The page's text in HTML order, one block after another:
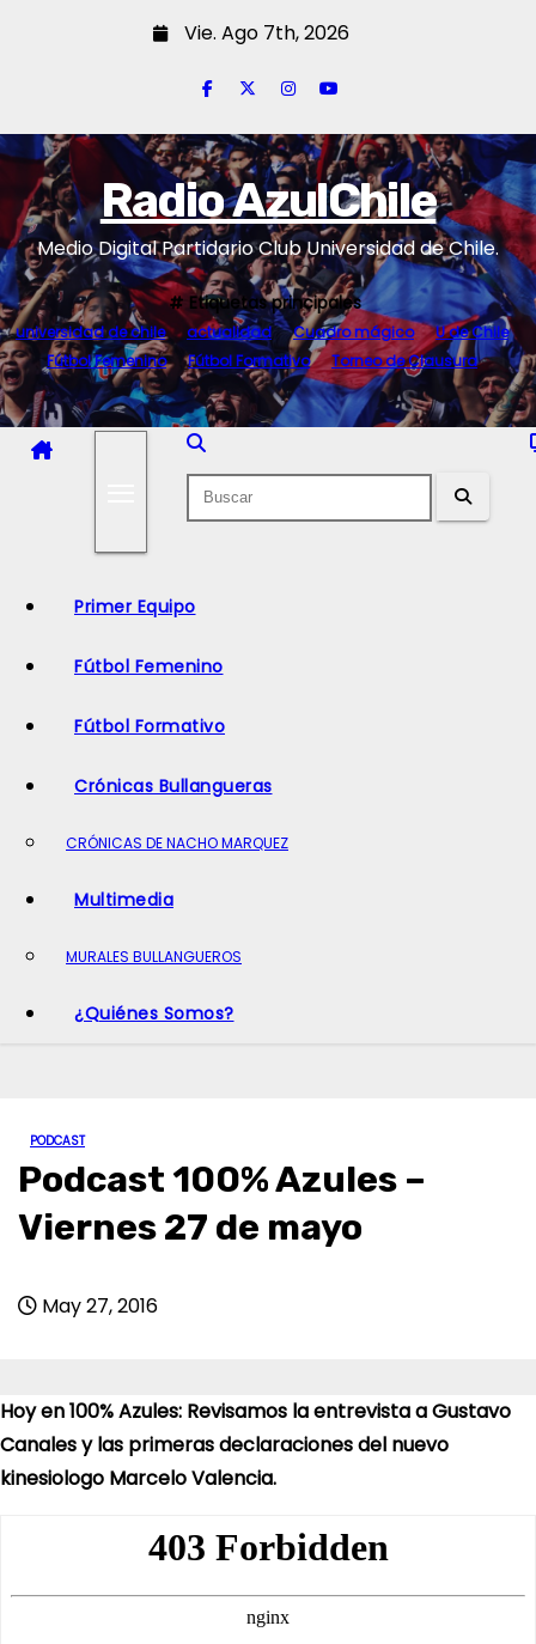
a
l
c
o
n
t
e
Vie. Ago 7th, 2026
Radio AzulChile
Medio Digital Partidario Club Universidad de Chile.
Etiquetas principales
universidad de chile actualidad Cuadro mágico
U de Chile
Fútbol Femenino
Fútbol Formativo Torneo de Clausura
Primer Equipo
Fútbol Femenino
Fútbol Formativo
Crónicas Bullangueras
CRÓNICAS DE NACHO MARQUEZ
Multimedia
MURALES BULLANGUEROS
¿Quiénes Somos?
PODCAST
Podcast 100% Azules –
Viernes 27 de mayo
May 27, 2016
Hoy en 100% Azules: Revisamos la entrevista a Gustavo
Canales y las primeras declaraciones del nuevo
kinesiologo Marcelo Valencia.